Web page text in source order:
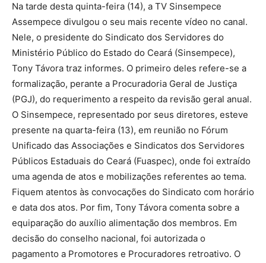
Na tarde desta quinta-feira (14), a TV Sinsempece
Assempece divulgou o seu mais recente vídeo no canal.
Nele, o presidente do Sindicato dos Servidores do
Ministério Público do Estado do Ceará (Sinsempece),
Tony Távora traz informes. O primeiro deles refere-se a
formalização, perante a Procuradoria Geral de Justiça
(PGJ), do requerimento a respeito da revisão geral anual.
O Sinsempece, representado por seus diretores, esteve
presente na quarta-feira (13), em reunião no Fórum
Unificado das Associações e Sindicatos dos Servidores
Públicos Estaduais do Ceará (Fuaspec), onde foi extraído
uma agenda de atos e mobilizações referentes ao tema.
Fiquem atentos às convocações do Sindicato com horário
e data dos atos. Por fim, Tony Távora comenta sobre a
equiparação do auxílio alimentação dos membros. Em
decisão do conselho nacional, foi autorizada o
pagamento a Promotores e Procuradores retroativo. O